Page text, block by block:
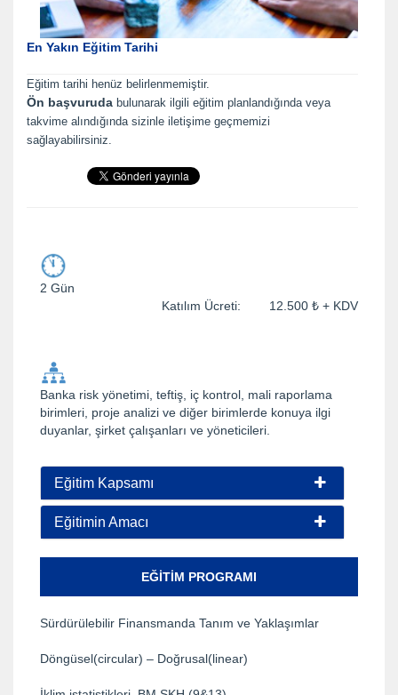
En Yakın Eğitim Tarihi
Eğitim tarihi henüz belirlenmemiştir.
Ön başvuruda bulunarak ilgili eğitim planlandığında veya
takvime alındığında sizinle iletişime geçmemizi
sağlayabilirsiniz.
2 Gün
Katılım Ücreti: 12.500 ₺ + KDV
Banka risk yönetimi, teftiş, iç kontrol, mali raporlama
birimleri, proje analizi ve diğer birimlerde konuya ilgi
duyanlar, şirket çalışanları ve yöneticileri.
Eğitim Kapsamı
Eğitimin Amacı
EĞITIM PROGRAMI
Sürdürülebilir Finansmanda Tanım ve Yaklaşımlar
Döngüsel(circular) – Doğrusal(linear)